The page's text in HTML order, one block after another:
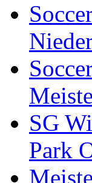
SG
Park